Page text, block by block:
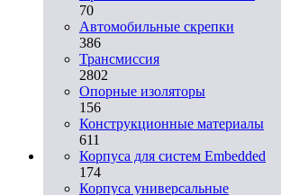
70
Автомобильные скрепки
386
Трансмиссия
2802
Опорные изоляторы
156
Конструкционные материалы
611
Корпуса для систем Embedded
174
Корпуса универсальные